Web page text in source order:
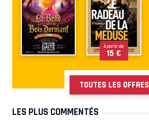
À partir de
15 €
TOUTES LES OFFRES
LES PLUS COMMENTÉS